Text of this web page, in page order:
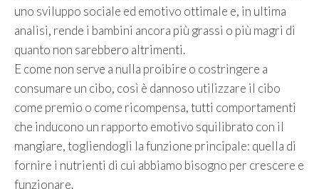
uno sviluppo sociale ed emotivo ottimale e, in ultima
analisi, rende i bambini ancora più grassi o più magri di
quanto non sarebbero altrimenti.
E come non serve a nulla proibire o costringere a
consumare un cibo, così è dannoso utilizzare il cibo
come premio o come ricompensa, tutti comportamenti
che inducono un rapporto emotivo squilibrato con il
mangiare, togliendogli la funzione principale: quella di
fornire i nutrienti di cui abbiamo bisogno per crescere e
funzionare.